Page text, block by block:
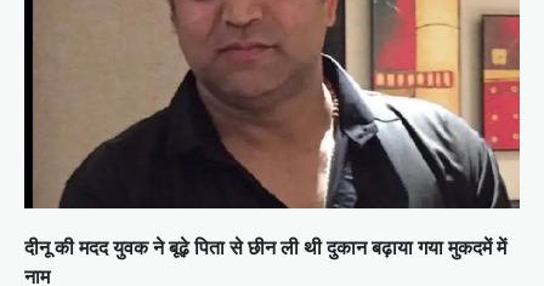
दीनू की मदद युवक ने बूढ़े पिता से छीन ली थी दुकान बढ़ाया गया मुकदमें में
नाम